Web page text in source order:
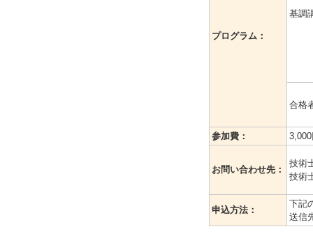
プログラム：
基調
合格
参加費：
お問い合わせ先：
技術
技術
申込方法：
下記
送信